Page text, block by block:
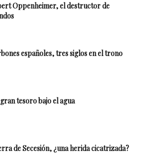
Oppenheimer, el destructor de
españoles, tres siglos en el trono
tesoro bajo el agua
de Secesión, ¿una herida cicatrizada?